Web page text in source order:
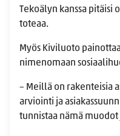
Tekoälyn kanssa pitäisi
toteaa.
Myös Kiviluoto
nimenomaan
– Meillä on rakenteisia
arviointi ja
tunnistaa nämä